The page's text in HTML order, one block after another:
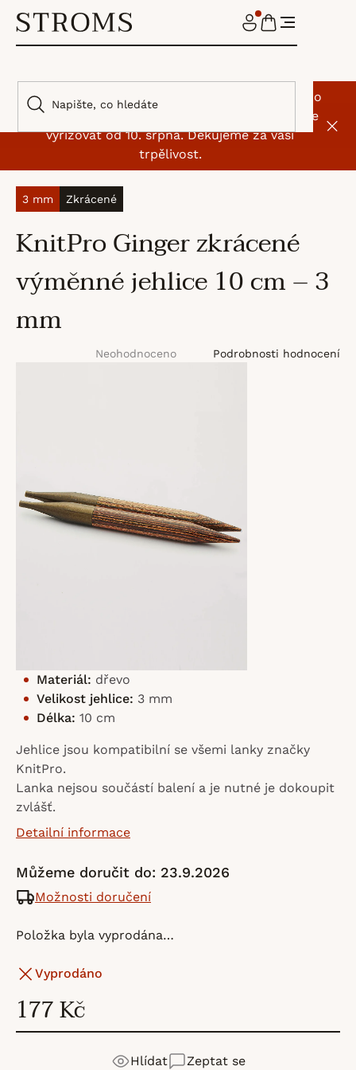
obsah
🌿 I my jsme si na chvíli odskočili od klubíček. Do
9. srpna máme dovolenou, objednávky začneme
vyřizovat od 10. srpna. Děkujeme za vaši
trpělivost.
NÁKUPNÍ
KOŠÍK
3 mm Zkrácené
KnitPro Ginger zkrácené
výměnné jehlice 10 cm – 3
mm
Neohodnoceno Podrobnosti hodnocení
177 Kč
Vyprodáno
Můžeme doručit do: 23.9.2026
Možnosti doručení
Položka byla vyprodána…
Materiál: dřevo
Velikost jehlice: 3 mm
Délka: 10 cm
Jehlice jsou kompatibilní se všemi lanky značky
KnitPro.
Lanka nejsou součástí balení a je nutné je dokoupit
zvlášť.
Detailní informace
Zeptat se
Hlídat